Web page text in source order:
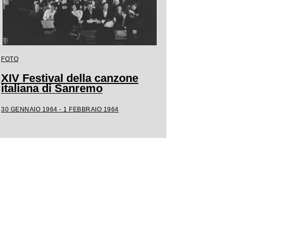
FOTO
XIV Festival della canzone
italiana di Sanremo
30 GENNAIO 1964 - 1 FEBBRAIO 1964